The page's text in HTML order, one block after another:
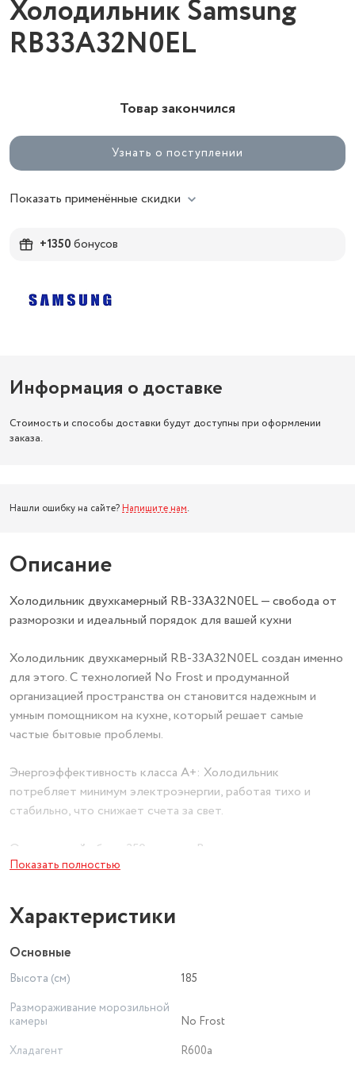
Холодильник Samsung
RB33A32N0EL
Товар закончился
Узнать о поступлении
Показать применённые скидки
+1350бонусов
Информация о доставке
Стоимость и способы доставки будут доступны при оформлении
заказа.
Нашли ошибку на сайте? Напишите нам.
Описание
Холодильник двухкамерный RB-33A32N0EL — свобода от
разморозки и идеальный порядок для вашей кухни
Холодильник двухкамерный RB-33A32N0EL создан именно
для этого. С технологией No Frost и продуманной
организацией пространства он становится надежным и
умным помощником на кухне, который решает самые
частые бытовые проблемы.
Энергоэффективность класса А+: Холодильник
потребляет минимум электроэнергии, работая тихо и
стабильно, что снижает счета за свет.
Оптимальный объем 350 литров: Вместительная, но
компактная конструкция идеально подходит для семьи из
запас, не беспокоясь о месте.
Практичная организация пространства: Продуманная
удобные лотки для овощей и фруктов, отделение для вина
или напитков, вместительные дверные полки и
морозильную камеру с выдвижными контейнерами. Всё
Показать полностью
Характеристики
Основные
Высота (см)
185
Размораживание морозильной
камеры
No Frost
Хладагент
R600a